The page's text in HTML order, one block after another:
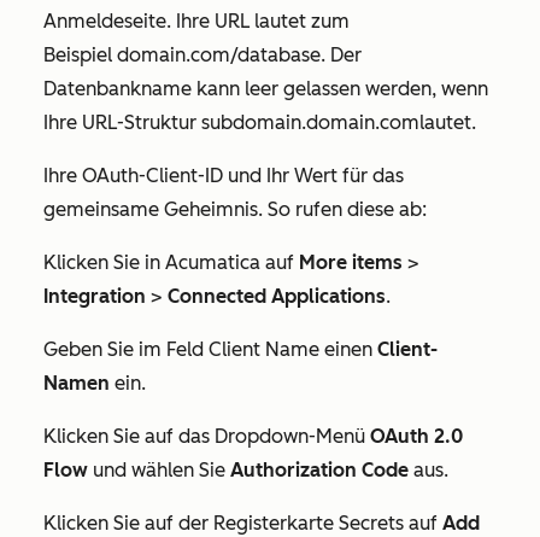
Anmeldeseite. Ihre URL lautet zum
Beispiel domain.com/database. Der
Datenbankname kann leer gelassen werden, wenn
Ihre URL-Struktur subdomain.domain.comlautet.
Ihre OAuth-Client-ID und Ihr Wert für das
gemeinsame Geheimnis. So rufen diese ab:
Klicken Sie in Acumatica auf More items >
Integration > Connected Applications.
Geben Sie im Feld Client Name einen Client-
Namen ein.
Klicken Sie auf das Dropdown-Menü OAuth 2.0
Flow und wählen Sie Authorization Code aus.
Klicken Sie auf der Registerkarte Secrets auf Add